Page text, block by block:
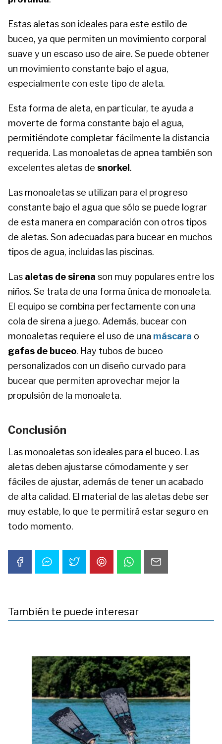
Estas aletas son ideales para este estilo de
buceo, ya que permiten un movimiento corporal
suave y un escaso uso de aire. Se puede obtener
un movimiento constante bajo el agua,
especialmente con este tipo de aleta.
Esta forma de aleta, en particular, te ayuda a
moverte de forma constante bajo el agua,
permitiéndote completar fácilmente la distancia
requerida. Las monoaletas de apnea también son
excelentes aletas de snorkel .
Las monoaletas se utilizan para el progreso
constante bajo el agua que sólo se puede lograr
de esta manera en comparación con otros tipos
de aletas. Son adecuadas para bucear en muchos
tipos de agua, incluidas las piscinas.
Las aletas de sirena son muy populares entre los
niños. Se trata de una forma única de monoaleta.
El equipo se combina perfectamente con una
cola de sirena a juego. Además, bucear con
monoaletas requiere el uso de una máscara o
gafas de buceo. Hay tubos de buceo
personalizados con un diseño curvado para
bucear que permiten aprovechar mejor la
propulsión de la monoaleta.
Conclusión
Las monoaletas son ideales para el buceo. Las
aletas deben ajustarse cómodamente y ser
fáciles de ajustar, además de tener un acabado
de alta calidad. El material de las aletas debe ser
muy estable, lo que te permitirá estar seguro en
todo momento.
También te puede interesar